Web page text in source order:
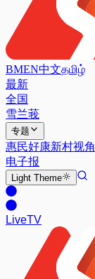
BMEN中文தமிழ்
最新
全国
雪兰莪
专题
惠民好康新村视角
电子报
Light Theme
LiveTV